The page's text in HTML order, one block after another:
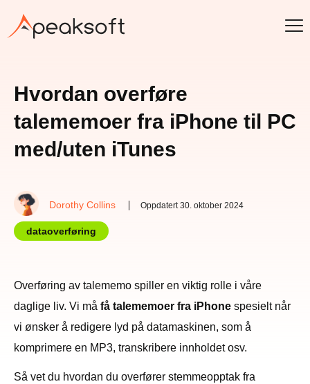
Hvordan overføre
talememoer fra iPhone til PC
med/uten iTunes
Dorothy Collins Oppdatert 30. oktober 2024
dataoverføring
Overføring av talememo spiller en viktig rolle i våre
daglige liv. Vi må få talememoer fra iPhone spesielt når
vi ønsker å redigere lyd på datamaskinen, som å
komprimere en MP3, transkribere innholdet osv.
Så vet du hvordan du overfører stemmeopptak fra